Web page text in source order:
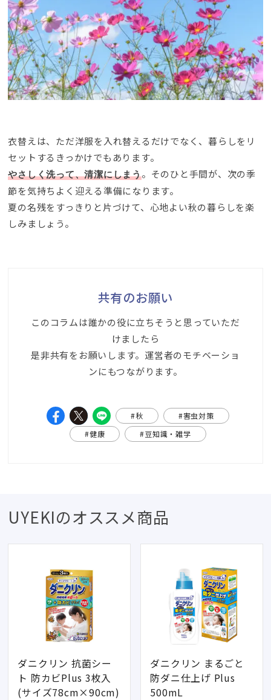
衣替えは、ただ洋服を入れ替えるだけでなく、暮らしをリ
セットするきっかけでもあります。
やさしく洗って、清潔にしまう。そのひと手間が、次の季
節を気持ちよく迎える準備になります。
夏の名残をすっきりと片づけて、心地よい秋の暮らしを楽
しみましょう。
共有のお願い
このコラムは誰かの役に立ちそうと思っていただ
けましたら
是非共有をお願いします。運営者のモチベーショ
ンにもつながります。
#秋
#害虫対策
#健康
#豆知識・雑学
UYEKIのオススメ商品
ダニクリン 抗菌シー
ト 防カビPlus 3枚入
(サイズ78cm×90cm)
ダニクリン まるごと
防ダニ仕上げ Plus
500mL